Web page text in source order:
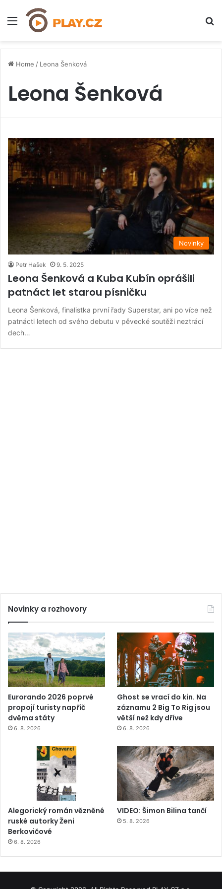
Menu
Home / Leona Šenková
Leona Šenková
Novinky
Petr Hašek 9. 5. 2025
Leona Šenková a Kuba Kubín oprášili
patnáct let starou písničku
Leona Šenková, finalistka první řady Superstar, ani po více než
patnácti letech od svého debutu v pěvecké soutěži neztrácí
dech…
Novinky a rozhovory
Eurorando 2026 poprvé
propojí turisty napříč
dvěma státy
6. 8. 2026
Ghost se vrací do kin. Na
záznamu 2 Big To Rig jsou
větší než kdy dříve
6. 8. 2026
Alegorický román vězněné
ruské autorky Ženi
Berkovičové
6. 8. 2026
VIDEO: Šimon Bilina tančí
5. 8. 2026